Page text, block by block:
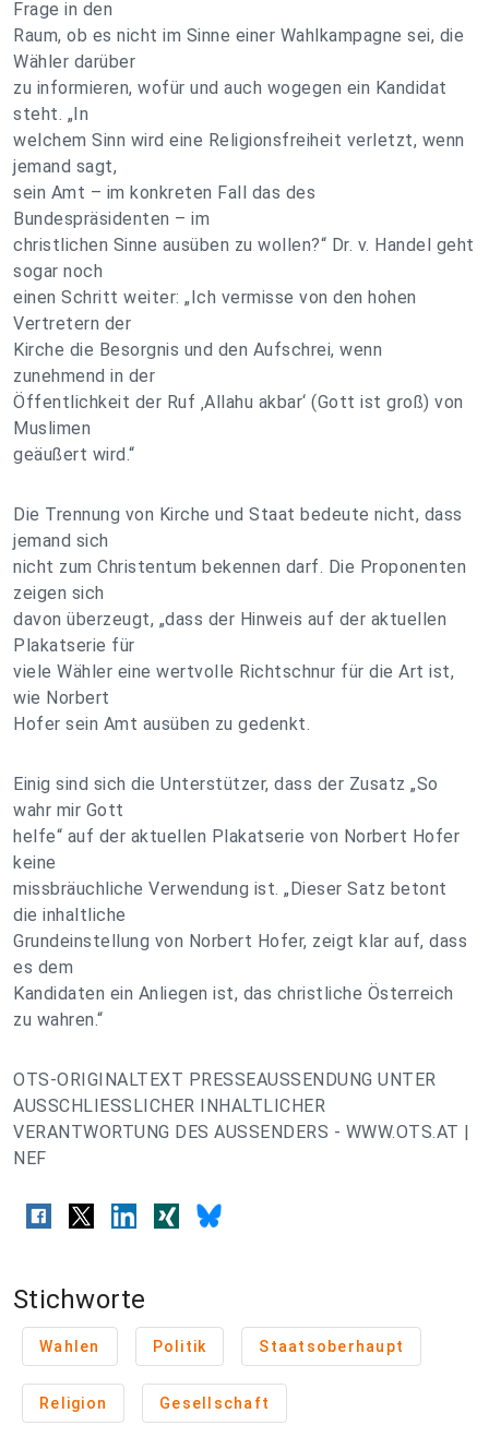
Frage in den
Raum, ob es nicht im Sinne einer Wahlkampagne sei, die
Wähler darüber
zu informieren, wofür und auch wogegen ein Kandidat
steht. „In
welchem Sinn wird eine Religionsfreiheit verletzt, wenn
jemand sagt,
sein Amt – im konkreten Fall das des
Bundespräsidenten – im
christlichen Sinne ausüben zu wollen?“ Dr. v. Handel geht
sogar noch
einen Schritt weiter: „Ich vermisse von den hohen
Vertretern der
Kirche die Besorgnis und den Aufschrei, wenn
zunehmend in der
Öffentlichkeit der Ruf ‚Allahu akbar‘ (Gott ist groß) von
Muslimen
geäußert wird.“
Die Trennung von Kirche und Staat bedeute nicht, dass
jemand sich
nicht zum Christentum bekennen darf. Die Proponenten
zeigen sich
davon überzeugt, „dass der Hinweis auf der aktuellen
Plakatserie für
viele Wähler eine wertvolle Richtschnur für die Art ist,
wie Norbert
Hofer sein Amt ausüben zu gedenkt.
Einig sind sich die Unterstützer, dass der Zusatz „So
wahr mir Gott
helfe“ auf der aktuellen Plakatserie von Norbert Hofer
keine
missbräuchliche Verwendung ist. „Dieser Satz betont
die inhaltliche
Grundeinstellung von Norbert Hofer, zeigt klar auf, dass
es dem
Kandidaten ein Anliegen ist, das christliche Österreich
zu wahren.“
OTS-ORIGINALTEXT PRESSEAUSSENDUNG UNTER
AUSSCHLIESSLICHER INHALTLICHER
VERANTWORTUNG DES AUSSENDERS - WWW.OTS.AT |
NEF
Stichworte
Wahlen Politik Staatsoberhaupt
Religion Gesellschaft